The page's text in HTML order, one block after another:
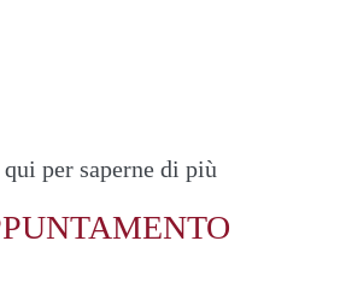
per saperne di più